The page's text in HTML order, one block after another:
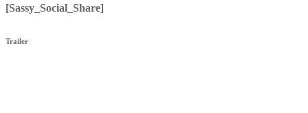
[Sassy_Social_Share]
Trailer